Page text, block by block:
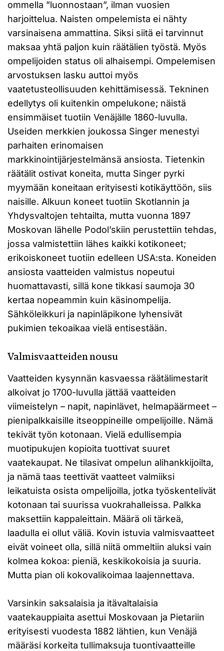
ommella ”luonnostaan”, ilman vuosien
harjoittelua. Naisten ompelemista ei nähty
varsinaisena ammattina. Siksi siitä ei tarvinnut
maksaa yhtä paljon kuin räätälien työstä. Myös
ompelijoiden status oli alhaisempi. Ompelemisen
arvostuksen lasku auttoi myös
vaatetusteollisuuden kehittämisessä. Tekninen
edellytys oli kuitenkin ompelukone; näistä
ensimmäiset tuotiin Venäjälle 1860-luvulla.
Useiden merkkien joukossa Singer menestyi
parhaiten erinomaisen
markkinointijärjestelmänsä ansiosta. Tietenkin
räätälit ostivat koneita, mutta Singer pyrki
myymään koneitaan erityisesti kotikäyttöön, siis
naisille. Alkuun koneet tuotiin Skotlannin ja
Yhdysvaltojen tehtailta, mutta vuonna 1897
Moskovan lähelle Podol’skiin perustettiin tehdas,
jossa valmistettiin lähes kaikki kotikoneet;
erikoiskoneet tuotiin edelleen USA:sta. Koneiden
ansiosta vaatteiden valmistus nopeutui
huomattavasti, sillä kone tikkasi saumoja 30
kertaa nopeammin kuin käsinompelija.
Sähköleikkuri ja napinläpikone lyhensivät
pukimien tekoaikaa vielä entisestään.
Valmisvaatteiden nousu
Vaatteiden kysynnän kasvaessa räätälimestarit
alkoivat jo 1700-luvulla jättää vaatteiden
viimeistelyn – napit, napinlävet, helmapäärmeet –
pienipalkkaisille itseoppineille ompelijoille. Nämä
tekivät työn kotonaan. Vielä edullisempia
muotipukujen kopioita tuottivat suuret
vaatekaupat. Ne tilasivat ompelun alihankkijoilta,
ja nämä taas teettivät vaatteet valmiiksi
leikatuista osista ompelijoilla, jotka työskentelivät
kotonaan tai suurissa vuokrahalleissa. Palkka
maksettiin kappaleittain. Määrä oli tärkeä,
laadulla ei ollut väliä. Kovin istuvia valmisvaatteet
eivät voineet olla, sillä niitä ommeltiin aluksi vain
kolmea kokoa: pieniä, keskikokoisia ja suuria.
Mutta pian oli kokovalikoimaa laajennettava.
Varsinkin saksalaisia ja itävaltalaisia
vaatekauppiaita asettui Moskovaan ja Pietariin
erityisesti vuodesta 1882 lähtien, kun Venäjä
määräsi korkeita tullimaksuja tuontivaatteille